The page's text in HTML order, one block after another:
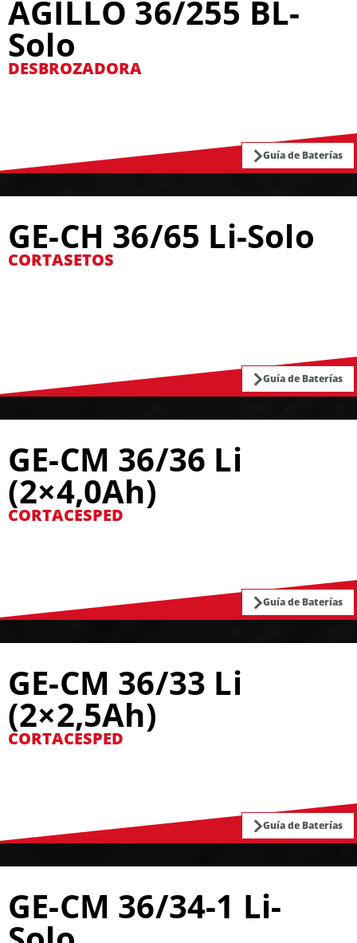
AGILLO 36/255 BL-
Solo
DESBROZADORA
Guía de Baterías
GE-CH 36/65 Li-Solo
CORTASETOS
Guía de Baterías
GE-CM 36/36 Li
(2×4,0Ah)
CORTACESPED
Guía de Baterías
GE-CM 36/33 Li
(2×2,5Ah)
CORTACESPED
Guía de Baterías
GE-CM 36/34-1 Li-